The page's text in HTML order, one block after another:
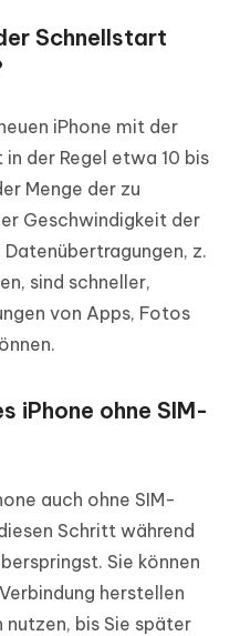
Schnellstart
iPhone mit der
der Regel etwa 10 bis
Menge der zu
Geschwindigkeit der
z.
sind schneller,
von Apps, Fotos
iPhone ohne SIM-
auch ohne SIM-
Schritt während
Sie können
herstellen
bis Sie später